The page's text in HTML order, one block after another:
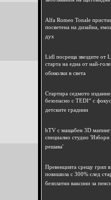
Alfa Romeo Tonale
посветена на дизайна,
дух
Lidl посреща звездите от
старта на една от най-
обиколки в света
Стартира седмото
безопасно с TEDI“ с
детските градини
bTV с мащабен 3D мапинг
специално студио
решава'
Превенцията срещу грип в
повишила с 300% след
безплатни ваксини за